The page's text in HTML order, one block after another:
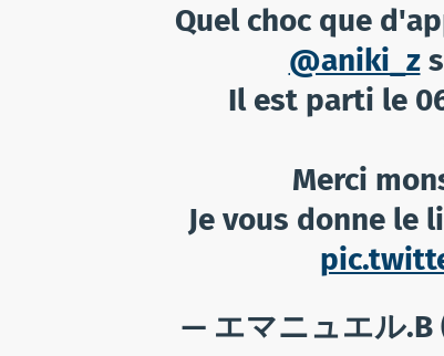
Quel choc que
@aniki_z
Il est parti le
Merci
Je vous donne le
— エマニュエル.B